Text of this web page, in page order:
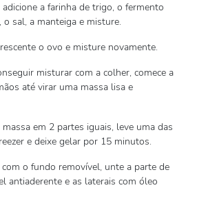
a farinha de trigo, o fermento
o sal, a manteiga e misture.
o ovo e misture novamente.
misturar com a colher, comece a
até virar uma massa lisa e
em 2 partes iguais, leve uma das
e deixe gelar por 15 minutos.
o fundo removível, unte a parte de
antiaderente e as laterais com óleo